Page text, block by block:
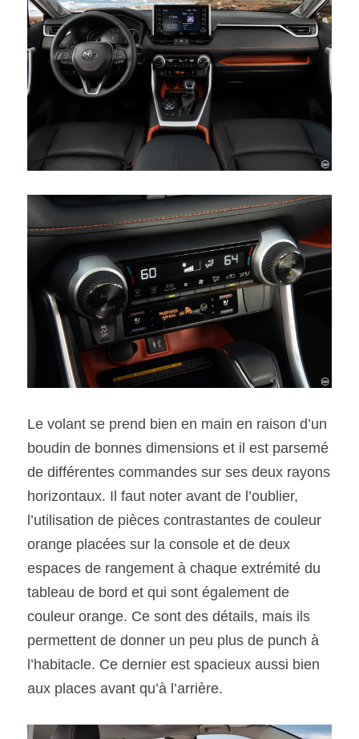
Le volant se prend bien en main en raison d’un
boudin de bonnes dimensions et il est parsemé
de différentes commandes sur ses deux rayons
horizontaux. Il faut noter avant de l’oublier,
l’utilisation de pièces contrastantes de couleur
orange placées sur la console et de deux
espaces de rangement à chaque extrémité du
tableau de bord et qui sont également de
couleur orange. Ce sont des détails, mais ils
permettent de donner un peu plus de punch à
l’habitacle. Ce dernier est spacieux aussi bien
aux places avant qu’à l’arrière.